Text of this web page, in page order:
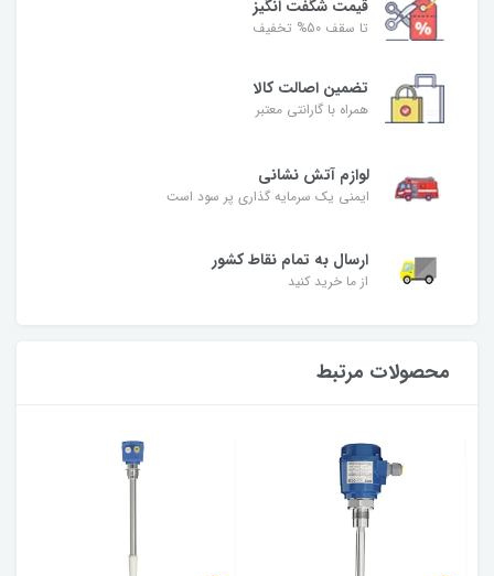
قیمت شگفت‌ انگیز
تا سقف 50% تخفیف
تضمین اصالت کالا
همراه با گارانتی معتبر
لوازم آتش نشانی
ایمنی یک سرمایه گذاری پر سود است
ارسال به تمام نقاط کشور
از ما خرید کنید
محصولات مرتبط